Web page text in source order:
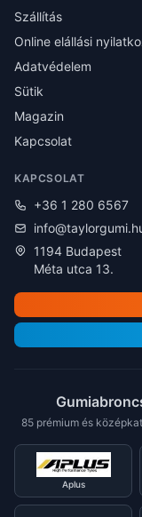
Szállítás
Online elállási
Adatvédelem
Sütik
Magazin
Kapcsolat
KAPCSOLAT
+36 1 280 6567
1194 Budapest
Méta utca 13.
85 prémium és
Aplus